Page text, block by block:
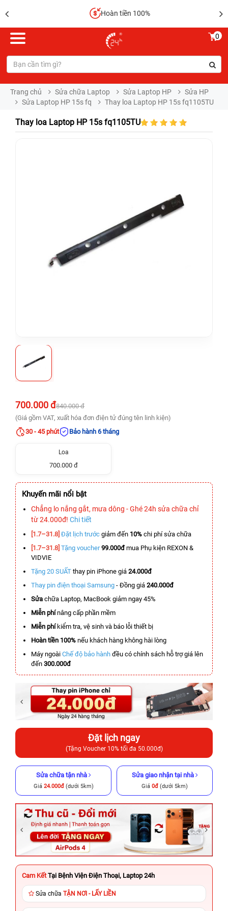
Hoàn tiền 100%
0
Trang chủ Sửa chữa Laptop Sửa Laptop HP
Sửa HP
Sửa Laptop HP 15s fq
Thay loa Laptop HP 15s fq1105TU
Thay loa Laptop HP 15s fq1105TU
700.000 đ840.000 đ
(Giá gồm VAT, xuất hóa đơn điện tử đúng tên linh kiện)
30 - 45 phút
Bảo hành 6 tháng
Loa
700.000 đ
Khuyến mãi nổi bật
Chẳng lo nắng gắt, mưa dông - Ghé 24h sửa chữa chỉ
từ 24.000đ! Chi tiết
[1.7–31.8] Đặt lịch trước giảm đến 10% chi phí sửa chữa
[1.7–31.8] Tặng voucher 99.000đmua Phụ kiện REXON &
VIDVIE
Tặng 20 SUẤT thay pin iPhone giá 24.000đ
Thay pin điện thoại Samsung - Đồng giá 240.000đ
Sửa chữa Laptop, MacBook giảm ngay 45%
Miễn phínâng cấp phần mềm
Miễn phíkiểm tra, vệ sinh và báo lỗi thiết bị
Hoàn tiền 100% nếu khách hàng không hài lòng
Máy ngoài Chế độ bảo hành đều có chính sách hỗ trợ giá lên
đến 300.000đ
Đặt lịch ngay
(Tặng Voucher 10% tối đa 50.000đ)
Sửa chữa tận nhà
Giá 24.000đ(dưới 5km)
Sửa giao nhận tại nhà
Giá 0đ (dưới 5km)
Cam Kết Tại Bệnh Viện Điện Thoại, Laptop 24h
Sửa chữa TẬN NƠI - LẤY LIỀN